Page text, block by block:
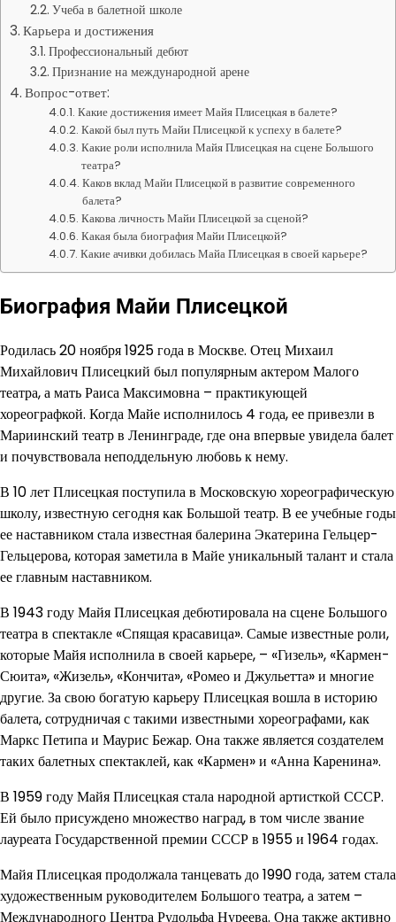
Учеба в балетной школе
Карьера и достижения
Профессиональный дебют
Признание на международной арене
Вопрос-ответ:
Какие достижения имеет Майя Плисецкая в балете?
Какой был путь Майи Плисецкой к успеху в балете?
Какие роли исполнила Майя Плисецкая на сцене Большого
театра?
Каков вклад Майи Плисецкой в развитие современного
балета?
Какова личность Майи Плисецкой за сценой?
Какая была биография Майи Плисецкой?
Какие ачивки добилась Майа Плисецкая в своей карьере?
Биография Майи Плисецкой
Родилась 20 ноября 1925 года в Москве. Отец Михаил
Михайлович Плисецкий был популярным актером Малого
театра, а мать Раиса Максимовна – практикующей
хореографкой. Когда Майе исполнилось 4 года, ее привезли в
Мариинский театр в Ленинграде, где она впервые увидела балет
и почувствовала неподдельную любовь к нему.
В 10 лет Плисецкая поступила в Московскую хореографическую
школу, известную сегодня как Большой театр. В ее учебные годы
ее наставником стала известная балерина Экатерина Гельцер-
Гельцерова, которая заметила в Майе уникальный талант и стала
ее главным наставником.
В 1943 году Майя Плисецкая дебютировала на сцене Большого
театра в спектакле «Спящая красавица». Самые известные роли,
которые Майя исполнила в своей карьере, – «Гизель», «Кармен-
Сюита», «Жизель», «Кончита», «Ромео и Джульетта» и многие
другие. За свою богатую карьеру Плисецкая вошла в историю
балета, сотрудничая с такими известными хореографами, как
Маркс Петипа и Маурис Бежар. Она также является создателем
таких балетных спектаклей, как «Кармен» и «Анна Каренина».
В 1959 году Майя Плисецкая стала народной артисткой СССР.
Ей было присуждено множество наград, в том числе звание
лауреата Государственной премии СССР в 1955 и 1964 годах.
Майя Плисецкая продолжала танцевать до 1990 года, затем стала
художественным руководителем Большого театра, а затем –
Международного Центра Рудольфа Нуреева. Она также активно